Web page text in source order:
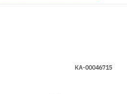
КА-00046715